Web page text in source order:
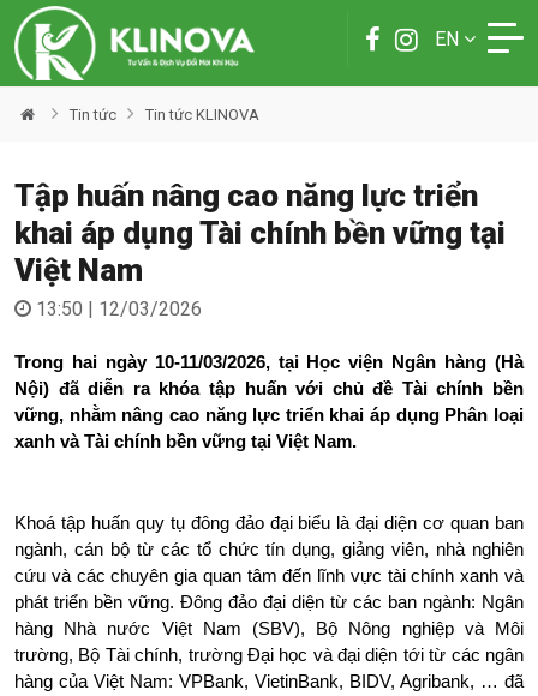
EN
Tin tức Tin tức KLINOVA
Tập huấn nâng cao năng lực triển
khai áp dụng Tài chính bền vững tại
Việt Nam
13:50 | 12/03/2026
Trong hai ngày 10-11/03/2026, tại Học viện Ngân hàng (Hà
Nội) đã diễn ra khóa tập huấn với chủ đề Tài chính bền
vững, nhằm nâng cao năng lực triển khai áp dụng Phân loại
xanh và Tài chính bền vững tại Việt Nam.
Khoá tập huấn quy tụ đông đảo đại biểu là đại diện cơ quan ban
ngành, cán bộ từ các tổ chức tín dụng, giảng viên, nhà nghiên
cứu và các chuyên gia quan tâm đến lĩnh vực tài chính xanh và
phát triển bền vững. Đông đảo đại diện từ các ban ngành: Ngân
hàng Nhà nước Việt Nam (SBV), Bộ Nông nghiệp và Môi
trường, Bộ Tài chính, trường Đại học và đại diện tới từ các ngân
hàng của Việt Nam: VPBank, VietinBank, BIDV, Agribank, … đã